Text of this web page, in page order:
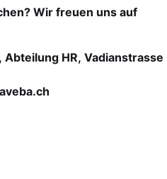
Wir freuen uns auf
Abteilung HR,